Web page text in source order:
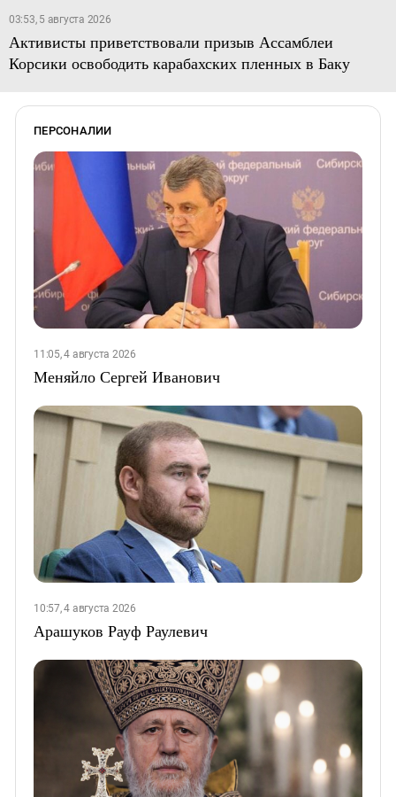
03:53, 5 августа 2026
Активисты приветствовали призыв Ассамблеи
Корсики освободить карабахских пленных в Баку
ПЕРСОНАЛИИ
11:05, 4 августа 2026
Меняйло Сергей Иванович
10:57, 4 августа 2026
Арашуков Рауф Раулевич